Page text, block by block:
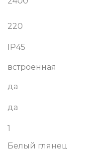
220
IP45
встроенная
да
да
1
Белый глянец